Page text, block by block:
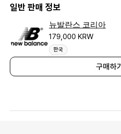
일반 판매 정보
뉴발란스 코리아
179,000 KRW
한국
구매하기